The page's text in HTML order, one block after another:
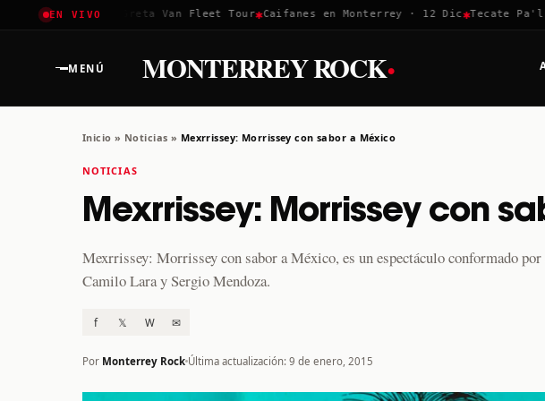
EN VIVO
2026✱Greta Van Fleet Tour✱Caifanes en Monterrey · 12 Dic ✱Tecate Pa'l
MENÚ MONTERREY ROCK·
Inicio » Noticias » Mexrrissey: Morrissey con sabor a México
NOTICIAS
Mexrrissey: Morrissey con
Mexrrissey: Morrissey con sabor a México, es un espectáculo conformado
Camilo Lara y Sergio Mendoza.
f 𝕏 W ✉
Por Monterrey Rock Última actualización: 9 de enero, 2015